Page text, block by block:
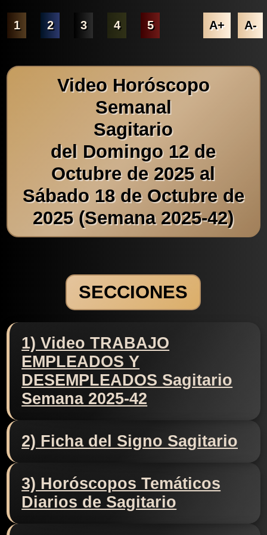
1 2 3 4 5 A+ A-
Video Horóscopo
Semanal
Sagitario
del Domingo 12 de
Octubre de 2025 al
Sábado 18 de Octubre de
2025 (Semana 2025-42)
SECCIONES
1) Video TRABAJO
EMPLEADOS Y
DESEMPLEADOS Sagitario
Semana 2025-42
2) Ficha del Signo Sagitario
3) Horóscopos Temáticos
Diarios de Sagitario